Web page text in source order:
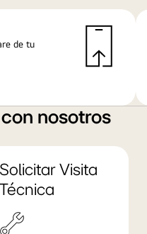
de tu
nosotros
Solicitar Visita
Técnica